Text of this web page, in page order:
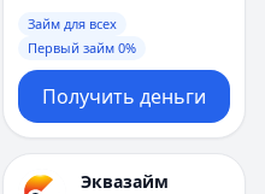
Займ для всех
Первый займ 0%
Получить деньги
Эквазайм